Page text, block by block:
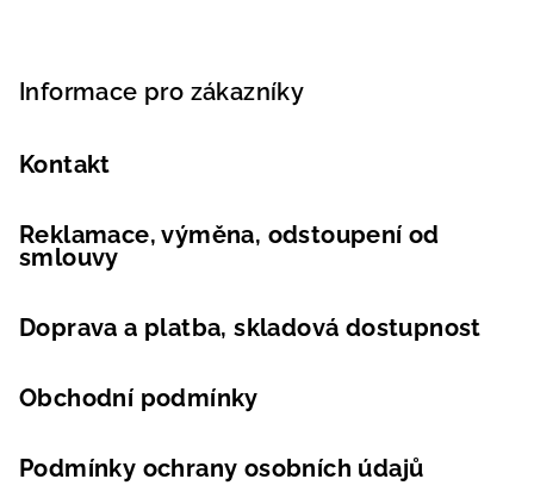
Informace pro zákazníky
Kontakt
Reklamace, výměna, odstoupení od
smlouvy
Doprava a platba, skladová dostupnost
Obchodní podmínky
Podmínky ochrany osobních údajů